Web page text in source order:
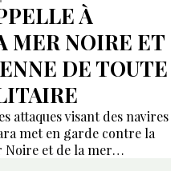
À
MER NOIRE ET
DE TOUTE
attaques visant des navires
met en garde contre la
et de la mer